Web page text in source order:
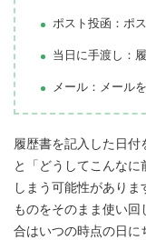
ポスト投函：ポ
当日に手渡し：
メール：メール
履歴書を記入した日
と「どうしてこんな
しまう可能性があり
ものをそのまま使い
合はいつの時点の日に